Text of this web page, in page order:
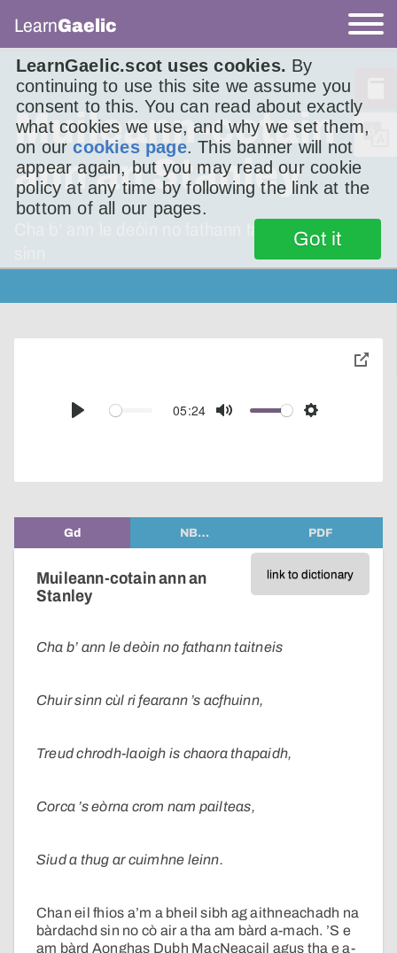
LearnGaelic.scot uses cookies. By
continuing to use this site we assume you
consent to this. You can read about exactly
what cookies we use, and why we set them,
on ourcookies page. This banner will not
appear again, but you may read our cookie
policy at any time by following the link at the
bottom of all our pages.
Got it
LearnGaelic
Muileann-cotain
ann an Stanley
Cha b’ ann le deòin no fathann taitneis Chuir
Play
05:24
Mute Settings
toggle
Gd NB… PDF
link to dictionary
Muileann-cotain ann an
Stanley
Cha b’ ann le deòin no fathann taitneis
Chuir sinn cùl ri fearann ’s acfhuinn,
Treud chrodh-laoigh is chaora thapaidh,
Corca ’s eòrna crom nam pailteas,
Siud a thug ar cuimhne leinn.
Chan eil fhios a’m a bheil sibh ag aithneachadh na
bàrdachd sin no cò air a tha am bàrd a-mach. ’S e
am bàrd Aonghas Dubh MacNeacail agus tha e a-